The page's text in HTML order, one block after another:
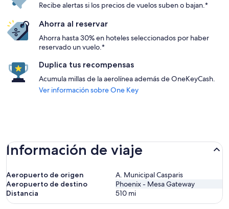
Recibe alertas si los precios de vuelos suben o bajan.*
Ahorra al reservar
Ahorra hasta 30% en hoteles seleccionados por haber
reservado un vuelo.*
Duplica tus recompensas
Acumula millas de la aerolínea además de OneKeyCash.
Ver información sobre One Key
Información de viaje
Aeropuerto de origen
A. Municipal Casparis
Aeropuerto de destino
Phoenix - Mesa Gateway
Distancia
510 mi